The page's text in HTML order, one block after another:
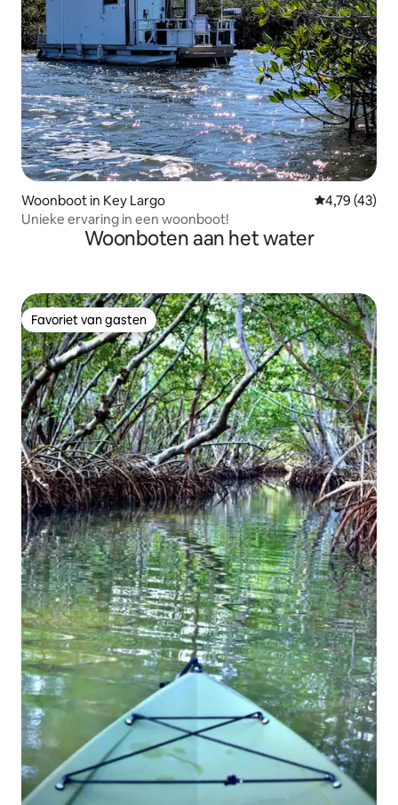
Woonboot in Key Largo Gemiddelde
4,79 (43)
Unieke ervaring in een woonboot!
Woonboten aan het water
Favoriet van gasten
Favoriet van gasten